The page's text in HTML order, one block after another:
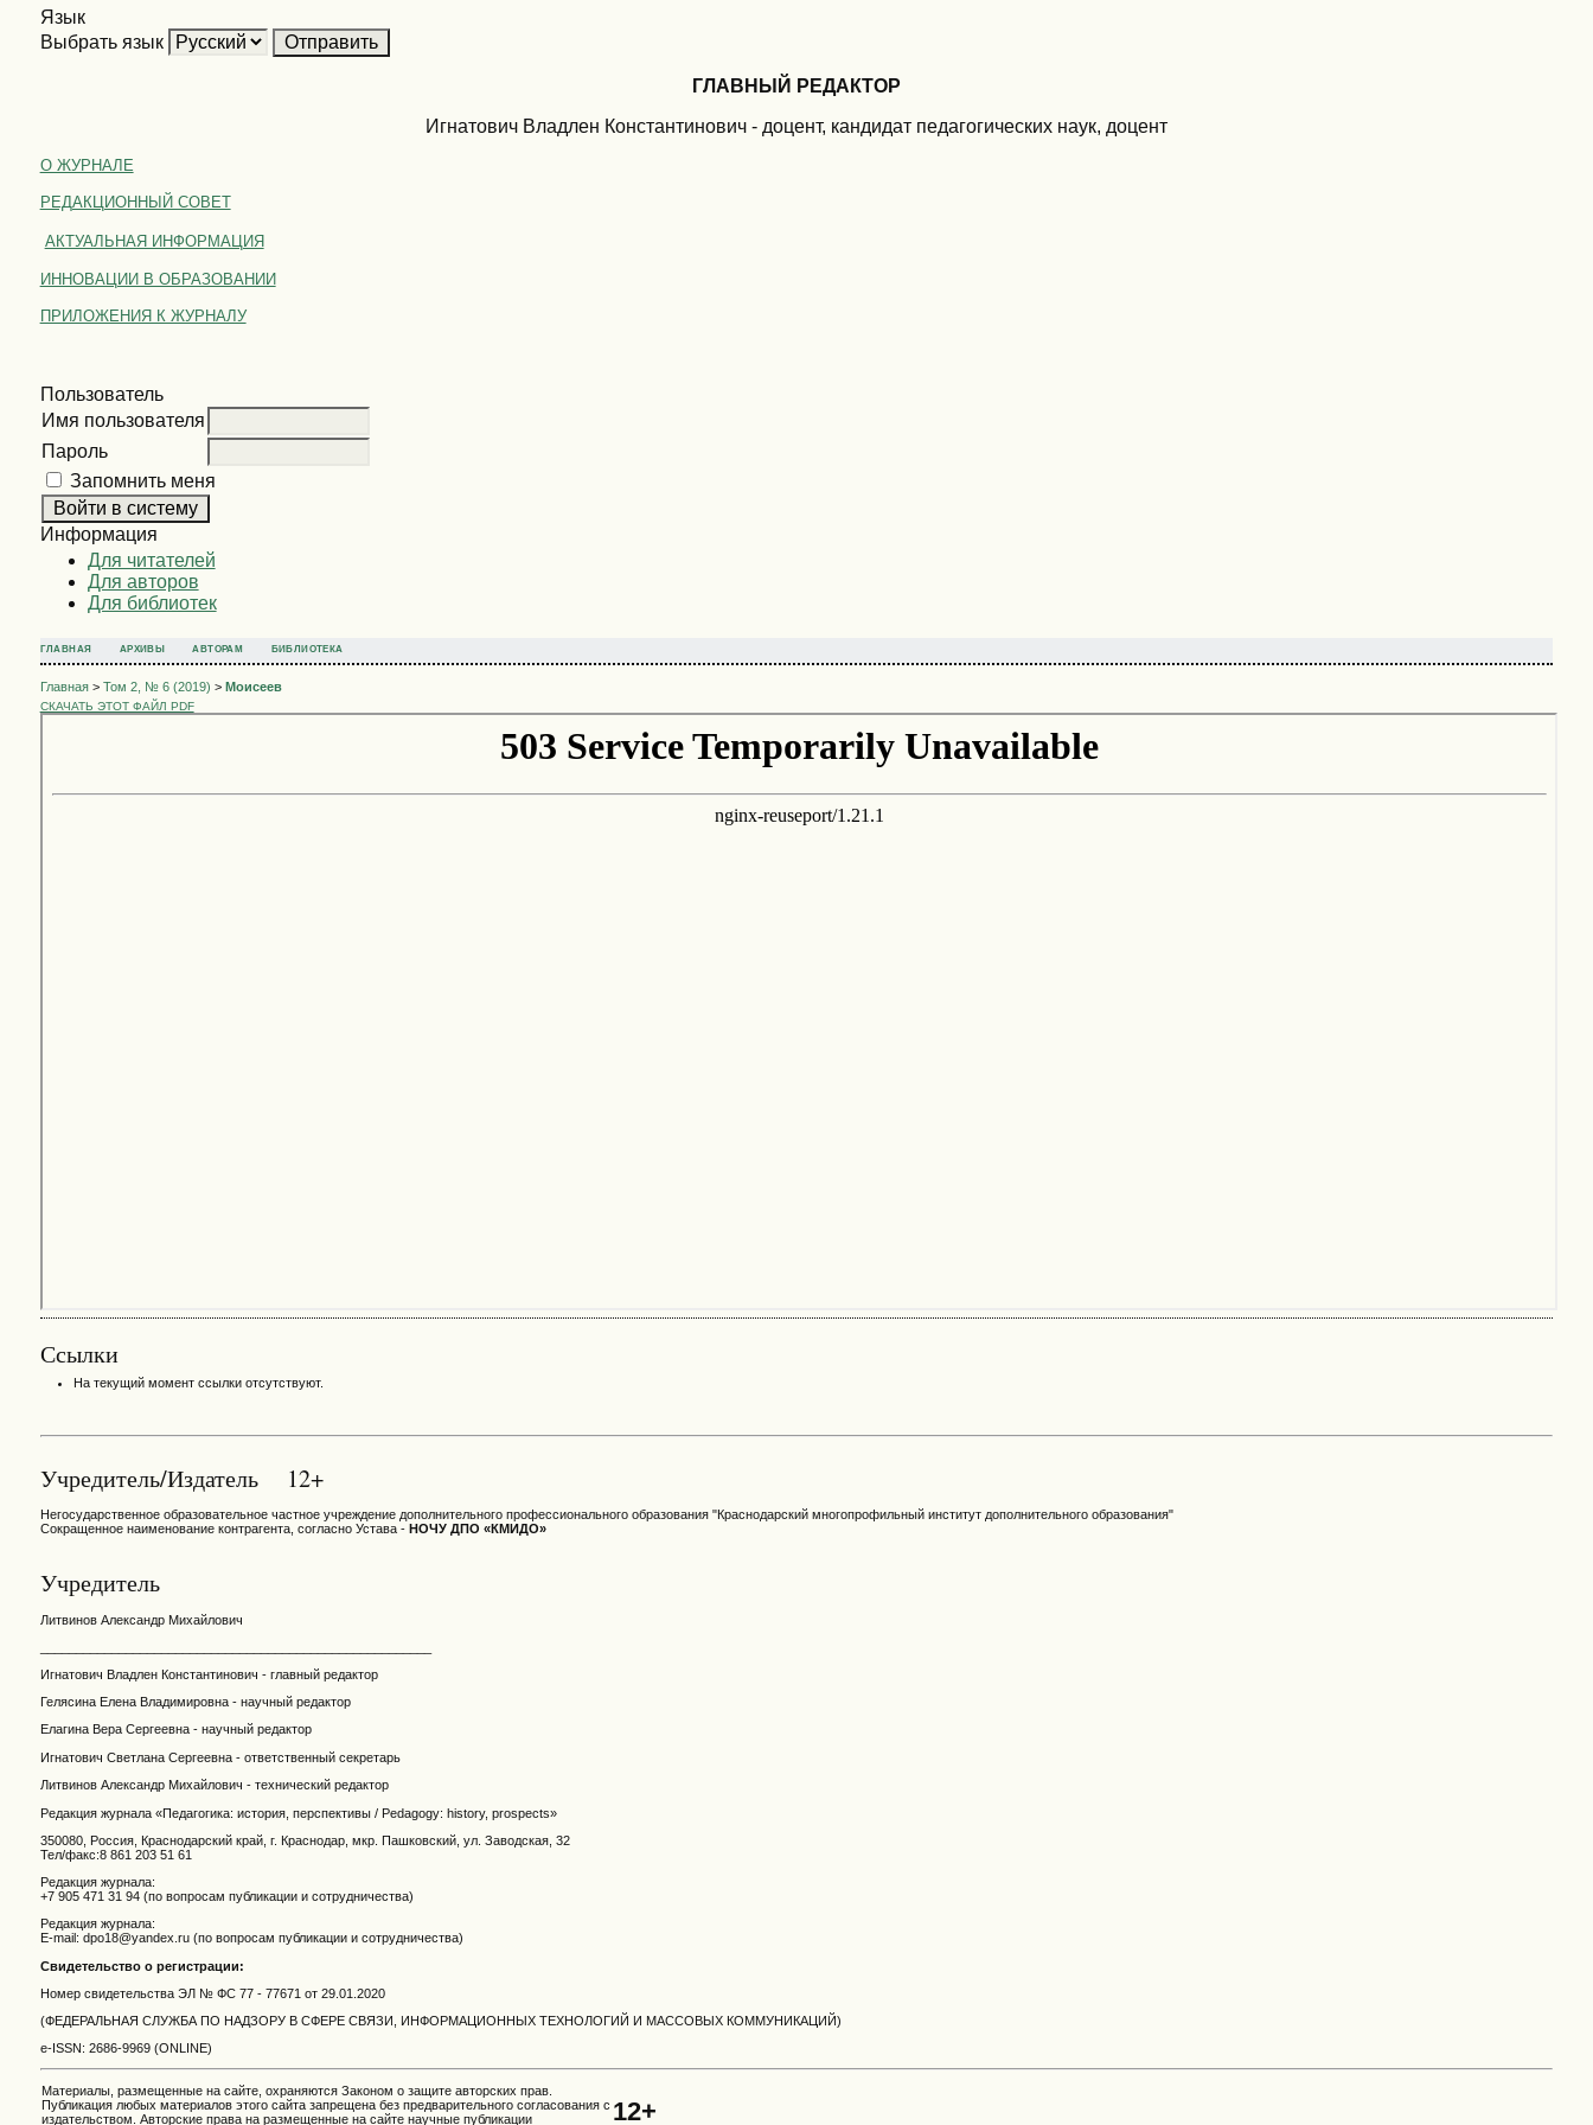
Язык
Выбрать язык
ГЛАВНЫЙ РЕДАКТОР
Игнатович Владлен Константинович - доцент, кандидат педагогических наук, доцент
О ЖУРНАЛЕ
РЕДАКЦИОННЫЙ СОВЕТ
АКТУАЛЬНАЯ ИНФОРМАЦИЯ
ИННОВАЦИИ В ОБРАЗОВАНИИ
ПРИЛОЖЕНИЯ К ЖУРНАЛУ
Пользователь
Имя пользователя
Пароль
Запомнить меня
Информация
Для читателей
Для авторов
Для библиотек
ГЛАВНАЯ АРХИВЫ АВТОРАМ БИБЛИОТЕКА
Главная> Том 2, № 6 (2019) > Моисеев
СКАЧАТЬ ЭТОТ ФАЙЛ PDF
Ссылки
На текущий момент ссылки отсутствуют.
Учредитель/Издатель 12+
Негосударственное образовательное частное учреждение дополнительного профессионального образования "Краснодарский многопрофильный институт дополнительного образования"
Сокращенное наименование контрагента, согласно Устава - НОЧУ ДПО «КМИДО»
Учредитель
Литвинов Александр Михайлович
Игнатович Владлен Константинович - главный редактор
Гелясина Елена Владимировна - научный редактор
Елагина Вера Сергеевна - научный редактор
Игнатович Светлана Сергеевна - ответственный секретарь
Литвинов Александр Михайлович - технический редактор
Редакция журнала «Педагогика: история, перспективы / Pedagogу: history, prospects»
350080, Россия, Краснодарский край, г. Краснодар, мкр. Пашковский, ул. Заводская, 32
Тел/факс:8 861 203 51 61
Редакция журнала:
+7 905 471 31 94 (по вопросам публикации и сотрудничества)
Редакция журнала:
E-mail: dpo18@yandex.ru (по вопросам публикации и сотрудничества)
Свидетельство о регистрации:
Номер свидетельства ЭЛ № ФС 77 - 77671 от 29.01.2020
(ФЕДЕРАЛЬНАЯ СЛУЖБА ПО НАДЗОРУ В СФЕРЕ СВЯЗИ, ИНФОРМАЦИОННЫХ ТЕХНОЛОГИЙ И МАССОВЫХ КОММУНИКАЦИЙ)
e-ISSN: 2686-9969 (ONLINE)
Материалы, размещенные на сайте, охраняются Законом о защите авторских прав.
Публикация любых материалов этого сайта запрещена без предварительного согласования с
издательством. Авторские права на размещенные на сайте научные публикации
12+